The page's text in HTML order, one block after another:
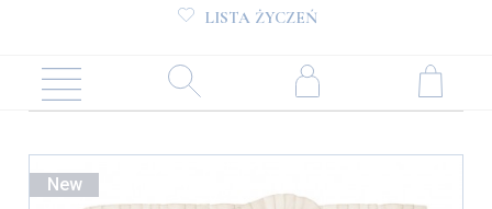
LISTA ŻYCZEŃ
New